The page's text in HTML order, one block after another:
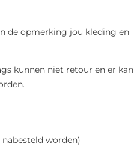
de opmerking jou kleding en
kunnen niet retour en er kan
worden)